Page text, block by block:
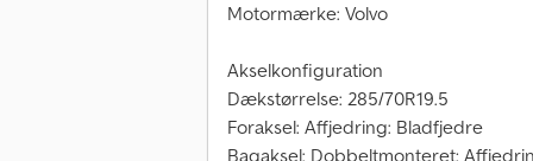
Motormærke: Volvo
Akselkonfiguration
Dækstørrelse: 285/70R19.5
Foraksel: Affjedring: Bladfjedre
Bagaksel: Dobbeltmonteret;